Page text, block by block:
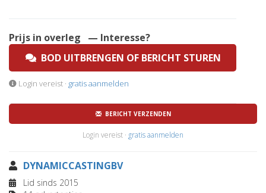
Prijs in overleg
— Interesse?
BOD UITBRENGEN OF BERICHT STUREN
Login vereist · gratis aanmelden
BERICHT VERZENDEN
Login vereist · gratis aanmelden
DYNAMICCASTINGBV
Lid sinds 2015